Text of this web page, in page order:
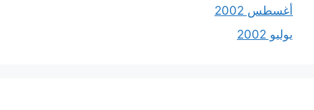
أغسطس 2002
يوليو 2002